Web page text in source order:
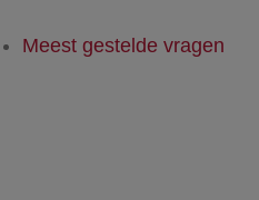
Meest gestelde vragen